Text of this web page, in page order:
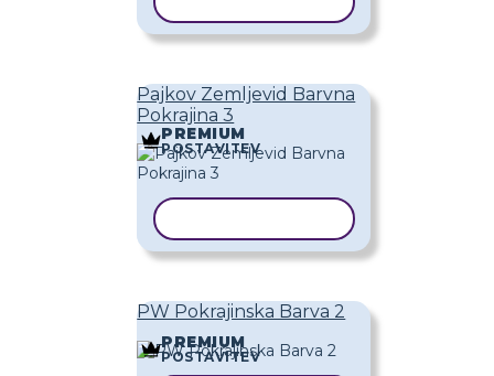
Pajkov Zemljevid Barvna
Pokrajina 3
PREMIUM
POSTAVITEV
PW Pokrajinska Barva 2
PREMIUM
POSTAVITEV